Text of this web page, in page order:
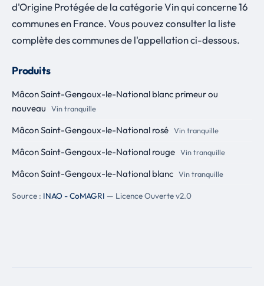
d'Origine Protégée de la catégorie Vin qui concerne 16
communes en France. Vous pouvez consulter la liste
complète des communes de l'appellation ci-dessous.
Produits
Mâcon Saint-Gengoux-le-National blanc primeur ou
nouveau
Vin tranquille
Mâcon Saint-Gengoux-le-National rosé Vin tranquille
Mâcon Saint-Gengoux-le-National rouge Vin tranquille
Mâcon Saint-Gengoux-le-National blanc Vin tranquille
Source : INAO - CoMAGRI — Licence Ouverte v2.0